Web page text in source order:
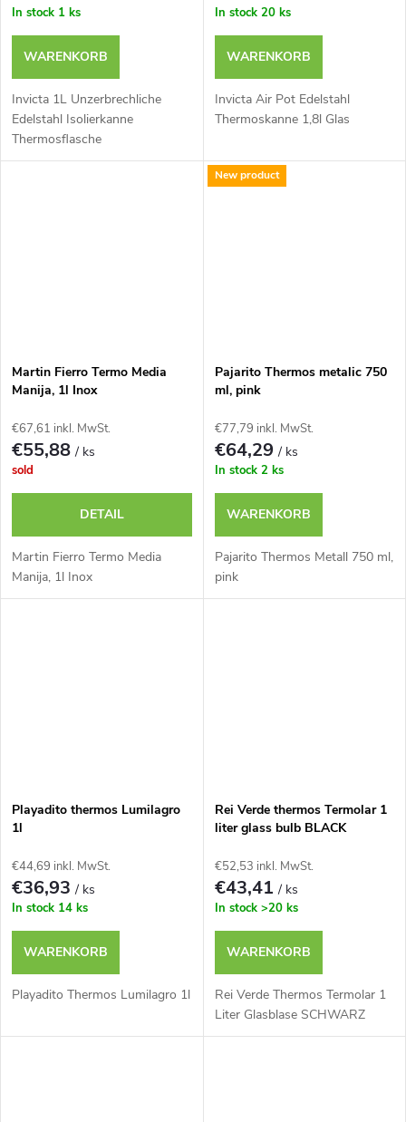
In stock 1 ks
WARENKORB
Invicta 1L Unzerbrechliche
Edelstahl Isolierkanne
Thermosflasche
In stock 20 ks
WARENKORB
Invicta Air Pot Edelstahl
Thermoskanne 1,8l Glas
Martin Fierro Termo Media
Manija, 1l Inox
€67,61 inkl. MwSt.
€55,88/ ks
sold
DETAIL
Martin Fierro Termo Media
Manija, 1l Inox
New product
Pajarito Thermos metalic 750
ml, pink
€77,79 inkl. MwSt.
€64,29/ ks
In stock 2 ks
WARENKORB
Pajarito Thermos Metall 750 ml,
pink
Playadito thermos Lumilagro
1l
€44,69 inkl. MwSt.
€36,93/ ks
In stock 14 ks
WARENKORB
Playadito Thermos Lumilagro 1l
Rei Verde thermos Termolar 1
liter glass bulb BLACK
€52,53 inkl. MwSt.
€43,41/ ks
In stock >20 ks
WARENKORB
Rei Verde Thermos Termolar 1
Liter Glasblase SCHWARZ